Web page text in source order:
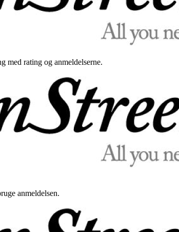
med rating og anmeldelserne.
anmeldelsen.